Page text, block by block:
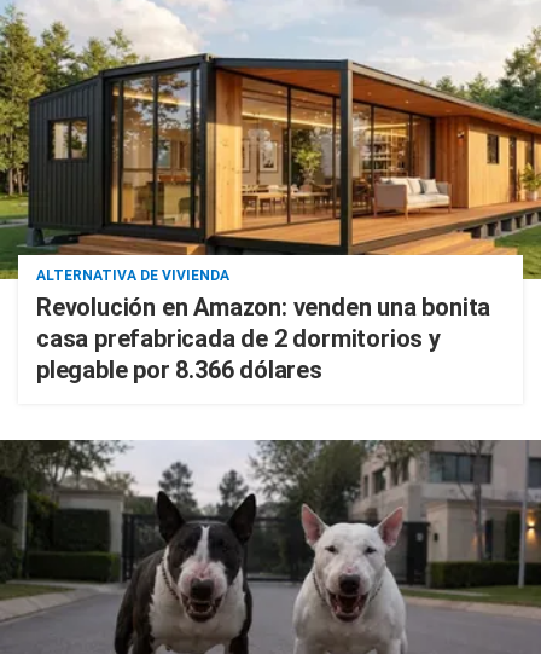
ALTERNATIVA DE VIVIENDA
Revolución en Amazon: venden una bonita
casa prefabricada de 2 dormitorios y
plegable por 8.366 dólares